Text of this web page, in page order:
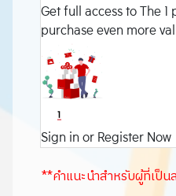
Get full access to The
purchase even more
Sign in or Register Now
**คำแนะนำสำหรับผู้ที่เป็